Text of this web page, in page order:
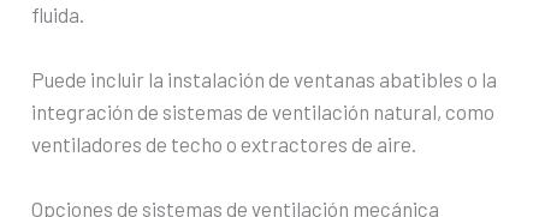
fluida.
Puede incluir la instalación de ventanas abatibles o la
integración de sistemas de ventilación natural, como
ventiladores de techo o extractores de aire.
Opciones de sistemas de ventilación mecánica